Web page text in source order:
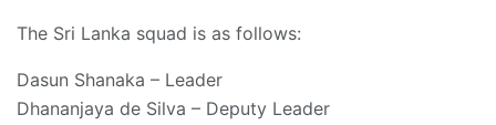
The Sri Lanka squad is as follows:
Dasun Shanaka – Leader
Dhananjaya de Silva – Deputy Leader